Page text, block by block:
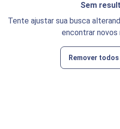
Sem
Tente ajustar sua busca
encontrar novos
Remover